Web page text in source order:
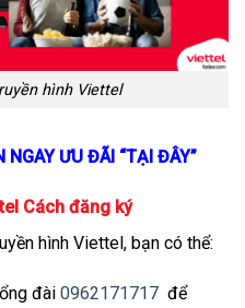
hình Viettel
NGAY ƯU ĐÃI “TẠI ĐÂY”
Cách đăng ký
hình Viettel, bạn có thể:
đài 0962171717để